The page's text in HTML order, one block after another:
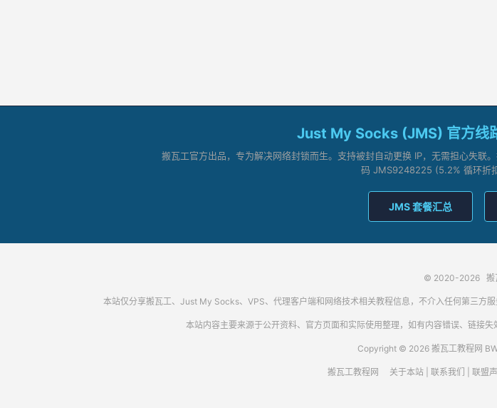
Just My Socks (JMS) 官方线
搬瓦工官方出品，专为解决网络封锁而生。支持被封自动更换 IP，无需担心失联
码 JMS9248225 (5.2% 循环折
JMS 套餐汇总
© 2020-2026 搬
本站仅分享搬瓦工、Just My Socks、VPS、代理客户端和网络技术相关教程信息，不介入任何第三方
本站内容主要来源于公开资料、官方页面和实际使用整理，如有内容错误、链接
Copyright © 2026 搬瓦工教程网
搬瓦工教程网 关于本站| 联系我们 联盟